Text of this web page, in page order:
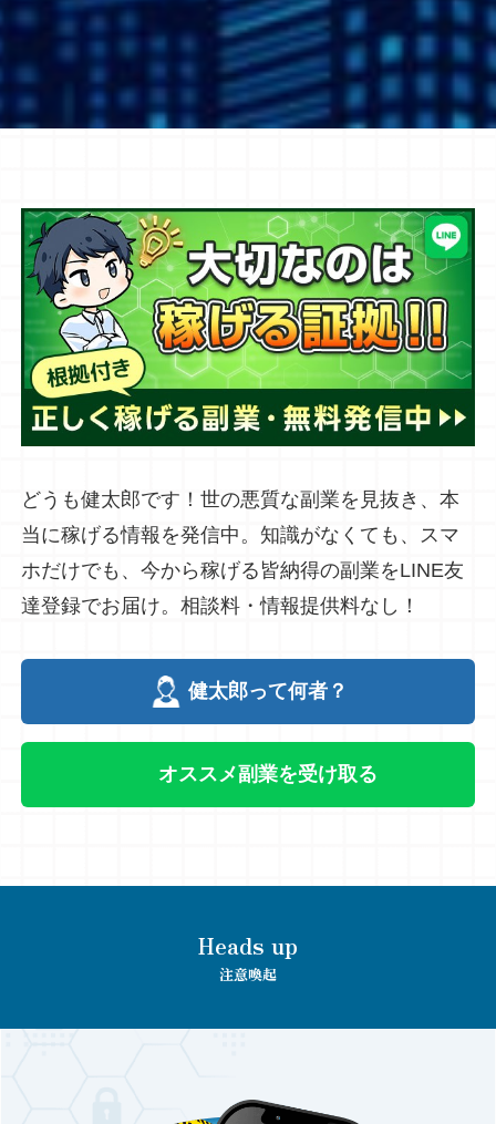
どうも健太郎です！世の悪質な副業を見抜き、本
当に稼げる情報を発信中。知識がなくても、スマ
ホだけでも、今から稼げる皆納得の副業をLINE友
達登録でお届け。相談料・情報提供料なし！
健太郎って何者？
オススメ副業を受け取る
Heads up